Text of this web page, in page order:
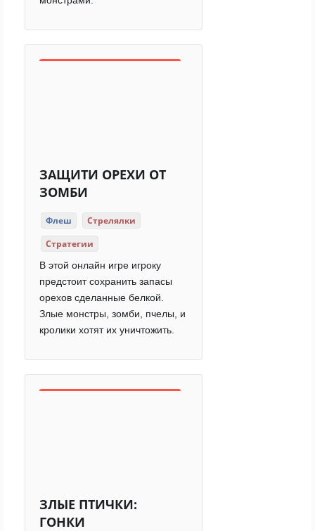
ЗАЩИТИ ОРЕХИ ОТ
ЗОМБИ
Флеш
Стрелялки
Стратегии
В этой онлайн игре игроку
предстоит сохранить запасы
орехов сделанные белкой.
Злые монстры, зомби, пчелы, и
кролики хотят их уничтожить.
ЗЛЫЕ ПТИЧКИ:
ГОНКИ